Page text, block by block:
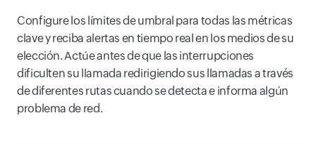
Configure los límites de umbral para todas las métricas
clave y reciba alertas en tiempo real en los medios de su
elección. Actúe antes de que las interrupciones
dificulten su llamada redirigiendo sus llamadas a través
de diferentes rutas cuando se detecta e informa algún
problema de red.